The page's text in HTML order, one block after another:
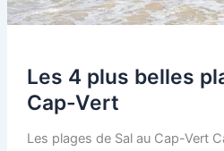
Les 4 plus belles
Cap-Vert
Les plages de Sal au Cap-Vert